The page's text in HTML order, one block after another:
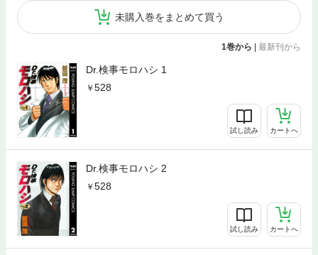
未購入巻をまとめて買う
1巻から 最新刊から
Dr.検事モロハシ 1
528
試し読み カートへ
Dr.検事モロハシ 2
528
試し読み カートへ